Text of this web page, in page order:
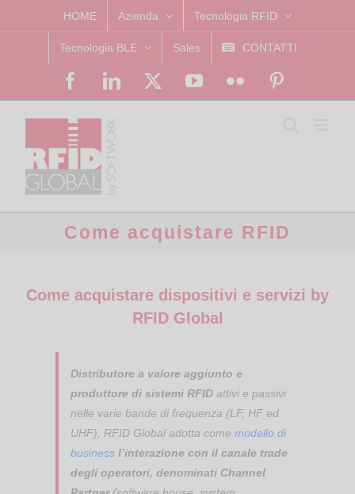
to
HOME Azienda Tecnologia RFID
Tecnologia BLE Sales CONTATTI
FacebookLinkedIn YouTubeFlickr
Come acquistare RFID
Come acquistare dispositivi e servizi by
RFID Global
Distributore a valore aggiunto e
produttore di sistemi RFID attivi e passivi
nelle varie bande di frequenza (LF, HF ed
UHF), RFID Global adotta come modello di
business l’interazione con il canale trade
degli operatori, denominati Channel